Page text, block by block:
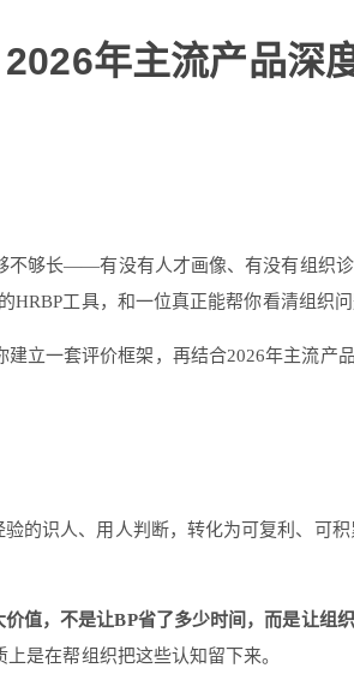
年主流产品深
不够长——有没有人才画像、有没有组织
HRBP工具，和一位真正能帮你看清组织
立一套评价框架，再结合2026年主流产
的识人、用人判断，转化为可复利、
值，不是让BP省了多少时间，而是让组
是在帮组织把这些认知留下来。